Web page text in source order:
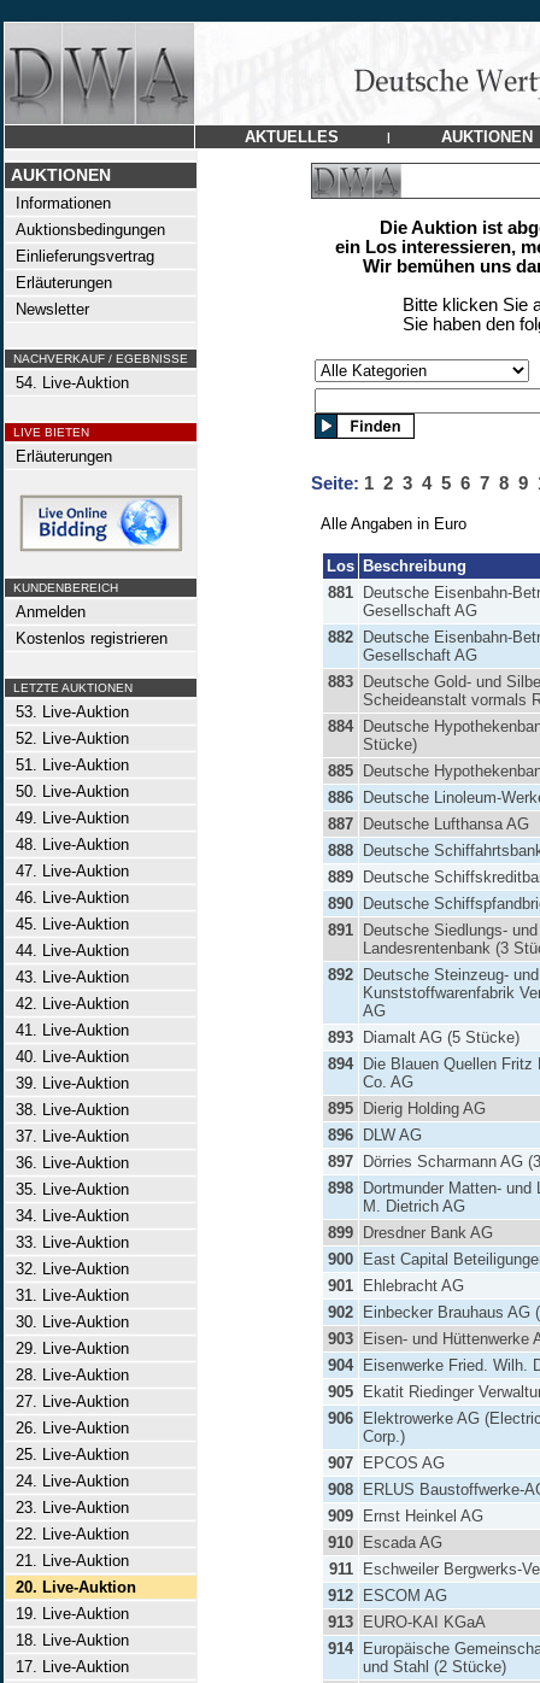
AKTUELLES | AUKTIONEN
AUKTIONEN
Informationen
Auktionsbedingungen
Einlieferungsvertrag
Erläuterungen
Newsletter
NACHVERKAUF / EGEBNISSE
54. Live-Auktion
LIVE BIETEN
Erläuterungen
KUNDENBEREICH
Anmelden
Kostenlos registrieren
LETZTE AUKTIONEN
53. Live-Auktion
52. Live-Auktion
51. Live-Auktion
50. Live-Auktion
49. Live-Auktion
48. Live-Auktion
47. Live-Auktion
46. Live-Auktion
45. Live-Auktion
44. Live-Auktion
43. Live-Auktion
42. Live-Auktion
41. Live-Auktion
40. Live-Auktion
39. Live-Auktion
38. Live-Auktion
37. Live-Auktion
36. Live-Auktion
35. Live-Auktion
34. Live-Auktion
33. Live-Auktion
32. Live-Auktion
31. Live-Auktion
30. Live-Auktion
29. Live-Auktion
28. Live-Auktion
27. Live-Auktion
26. Live-Auktion
25. Live-Auktion
24. Live-Auktion
23. Live-Auktion
22. Live-Auktion
21. Live-Auktion
20. Live-Auktion
19. Live-Auktion
18. Live-Auktion
17. Live-Auktion
Die Auktion ist
ein Los interessieren,
Wir bemühen uns
Bitte klicken Sie
Sie haben den
Seite: 1 2 3 4 5 6 7 8 9
Alle Angaben in Euro
Los Beschreibung
881
Deutsche Eisenbahn-
Gesellschaft AG
882
Deutsche Eisenbahn-
Gesellschaft AG
883
Deutsche Gold- und
Scheideanstalt vormals
884
Deutsche
Stücke)
885
Deutsche
886
Deutsche Linoleum-
887
Deutsche Lufthansa AG
888
Deutsche
889
Deutsche
890
Deutsche
891
Deutsche Siedlungs- und
Landesrentenbank (3
892
Deutsche Steinzeug- und
Kunststoffwarenfabrik
AG
893
Diamalt AG (5 Stücke)
894
Die Blauen Quellen Fritz
Co. AG
895
Dierig Holding AG
896
DLW AG
897
Dörries Scharmann AG
898
Dortmunder Matten- und
M. Dietrich AG
899
Dresdner Bank AG
900
East Capital
901
Ehlebracht AG
902
Einbecker Brauhaus AG
903
Eisen- und Hüttenwerke
904
Eisenwerke Fried. Wilh.
905
Ekatit Riedinger
906
Elektrowerke AG
Corp.)
907
EPCOS AG
908
ERLUS Baustoffwerke-
909
Ernst Heinkel AG
910
Escada AG
911
Eschweiler Bergwerks-
912
ESCOM AG
913
EURO-KAI KGaA
914
Europäische
und Stahl (2 Stücke)